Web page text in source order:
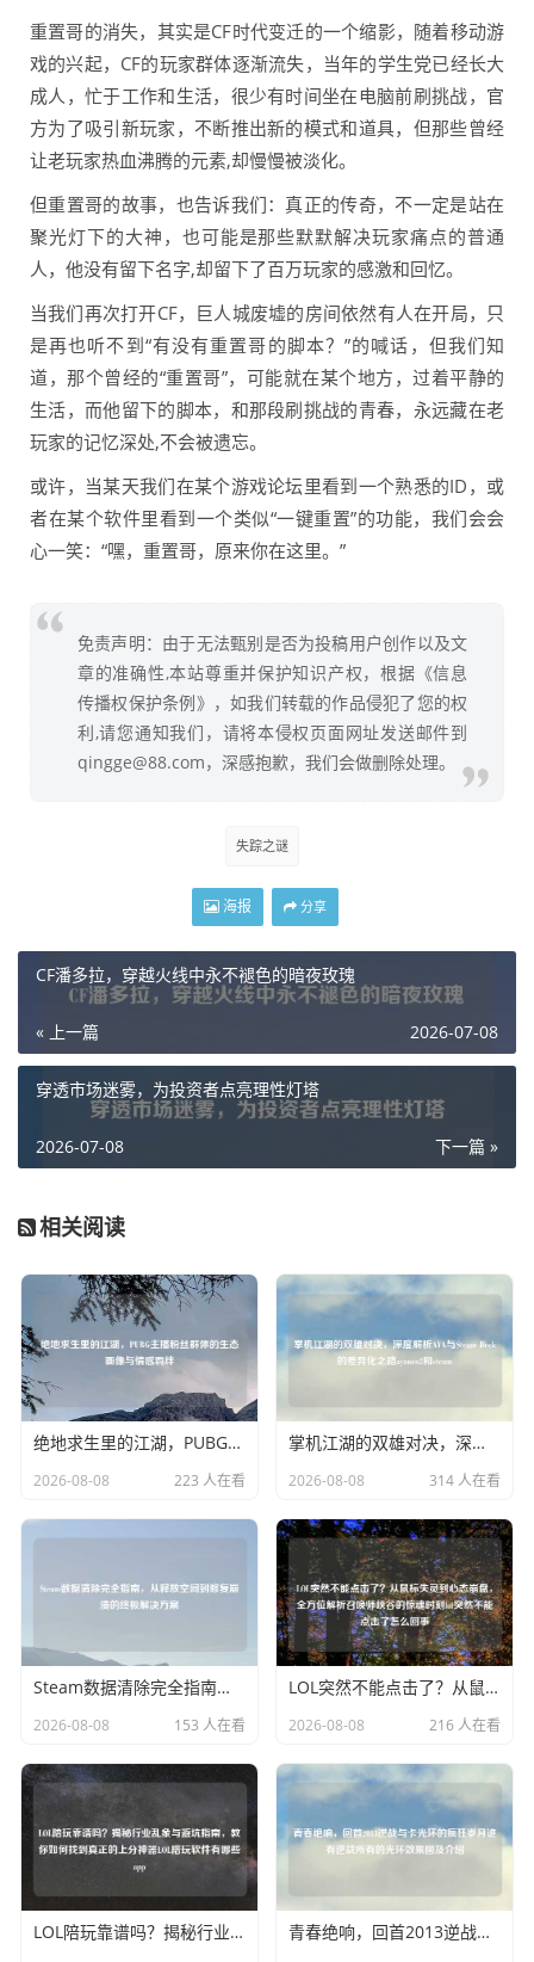
重置哥的消失，其实是CF时代变迁的一个缩影，随着移动游
戏的兴起，CF的玩家群体逐渐流失，当年的学生党已经长大
成人，忙于工作和生活，很少有时间坐在电脑前刷挑战，官
方为了吸引新玩家，不断推出新的模式和道具，但那些曾经
让老玩家热血沸腾的元素,却慢慢被淡化。
但重置哥的故事，也告诉我们：真正的传奇，不一定是站在
聚光灯下的大神，也可能是那些默默解决玩家痛点的普通
人，他没有留下名字,却留下了百万玩家的感激和回忆。
当我们再次打开CF，巨人城废墟的房间依然有人在开局，只
是再也听不到“有没有重置哥的脚本？”的喊话，但我们知
道，那个曾经的“重置哥”，可能就在某个地方，过着平静的
生活，而他留下的脚本，和那段刷挑战的青春，永远藏在老
玩家的记忆深处,不会被遗忘。
或许，当某天我们在某个游戏论坛里看到一个熟悉的ID，或
者在某个软件里看到一个类似“一键重置”的功能，我们会会
心一笑：“嘿，重置哥，原来你在这里。”
免责声明：由于无法甄别是否为投稿用户创作以及文
章的准确性,本站尊重并保护知识产权，根据《信息
传播权保护条例》，如我们转载的作品侵犯了您的权
利,请您通知我们，请将本侵权页面网址发送邮件到
qingge@88.com，深感抱歉，我们会做删除处理。
失踪之谜
海报 分享
CF潘多拉，穿越火线中永不褪色的暗夜玫瑰
« 上一篇 2026-07-08
穿透市场迷雾，为投资者点亮理性灯塔
下一篇 »
2026-07-08
相关阅读
绝地求生里的江湖，PUBG主播粉丝群体的生态画像与情感羁绊
2026-08-08 223 人在看
掌机江湖的双雄对决，深度解析AYA与Steam Deck的差异化之路ayaneo2和steam
2026-08-08 314 人在看
Steam数据清除完全指南，从释放空间到修复崩溃的终极解决方案
2026-08-08 153 人在看
LOL突然不能点击了？从鼠标失灵到心态 ，全方位解析召唤师峡谷的惊魂时刻lol突然不能点击了怎么回事
2026-08-08 216 人在看
LOL陪玩靠谱吗？揭秘行业乱象与避坑指南，教你如何找到真正的上分神器LOL陪玩软件有哪些app 青春绝响，回首2013逆战与卡光环的疯狂岁月谁有逆战所有的光环效果图及介绍